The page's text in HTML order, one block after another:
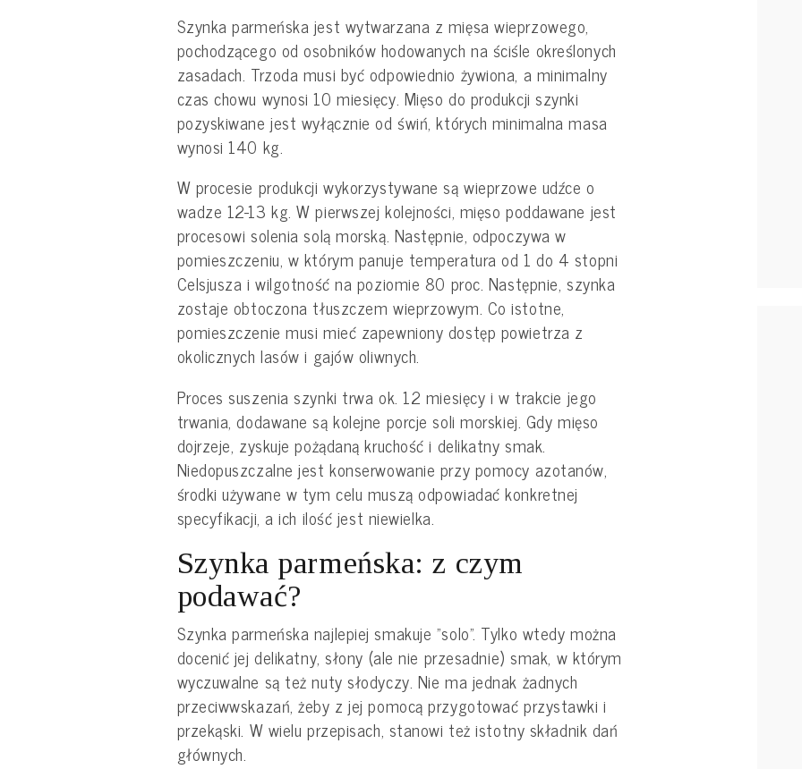
Szynka parmeńska jest wytwarzana z mięsa wieprzowego,
pochodzącego od osobników hodowanych na ściśle określonych
zasadach. Trzoda musi być odpowiednio żywiona, a minimalny
czas chowu wynosi 10 miesięcy. Mięso do produkcji szynki
pozyskiwane jest wyłącznie od świń, których minimalna masa
wynosi 140 kg.
W procesie produkcji wykorzystywane są wieprzowe udźce o
wadze 12-13 kg. W pierwszej kolejności, mięso poddawane jest
procesowi solenia solą morską. Następnie, odpoczywa w
pomieszczeniu, w którym panuje temperatura od 1 do 4 stopni
Celsjusza i wilgotność na poziomie 80 proc. Następnie, szynka
zostaje obtoczona tłuszczem wieprzowym. Co istotne,
pomieszczenie musi mieć zapewniony dostęp powietrza z
okolicznych lasów i gajów oliwnych.
Proces suszenia szynki trwa ok. 12 miesięcy i w trakcie jego
trwania, dodawane są kolejne porcje soli morskiej. Gdy mięso
dojrzeje, zyskuje pożądaną kruchość i delikatny smak.
Niedopuszczalne jest konserwowanie przy pomocy azotanów,
środki używane w tym celu muszą odpowiadać konkretnej
specyfikacji, a ich ilość jest niewielka.
Szynka parmeńska: z czym
podawać?
Szynka parmeńska najlepiej smakuje "solo". Tylko wtedy można
docenić jej delikatny, słony (ale nie przesadnie) smak, w którym
wyczuwalne są też nuty słodyczy. Nie ma jednak żadnych
przeciwwskazań, żeby z jej pomocą przygotować przystawki i
przekąski. W wielu przepisach, stanowi też istotny składnik dań
głównych.